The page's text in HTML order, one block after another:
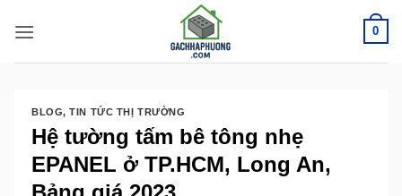
qua
nội
0
BLOG,TIN TỨC THỊ TRƯỜNG
Hệ tường tấm bê tông nhẹ
EPANEL ở TP.HCM, Long An,